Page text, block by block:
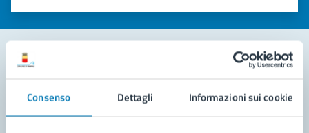
Consenso Dettagli Informazioni sui cookie
Valuta 5 stelle su 5
Valuta 4 stelle su 5
Valuta 3 stelle su 5
Valuta 2 stelle su 5
Valuta 1 stelle su 5
Leggi le domande frequenti